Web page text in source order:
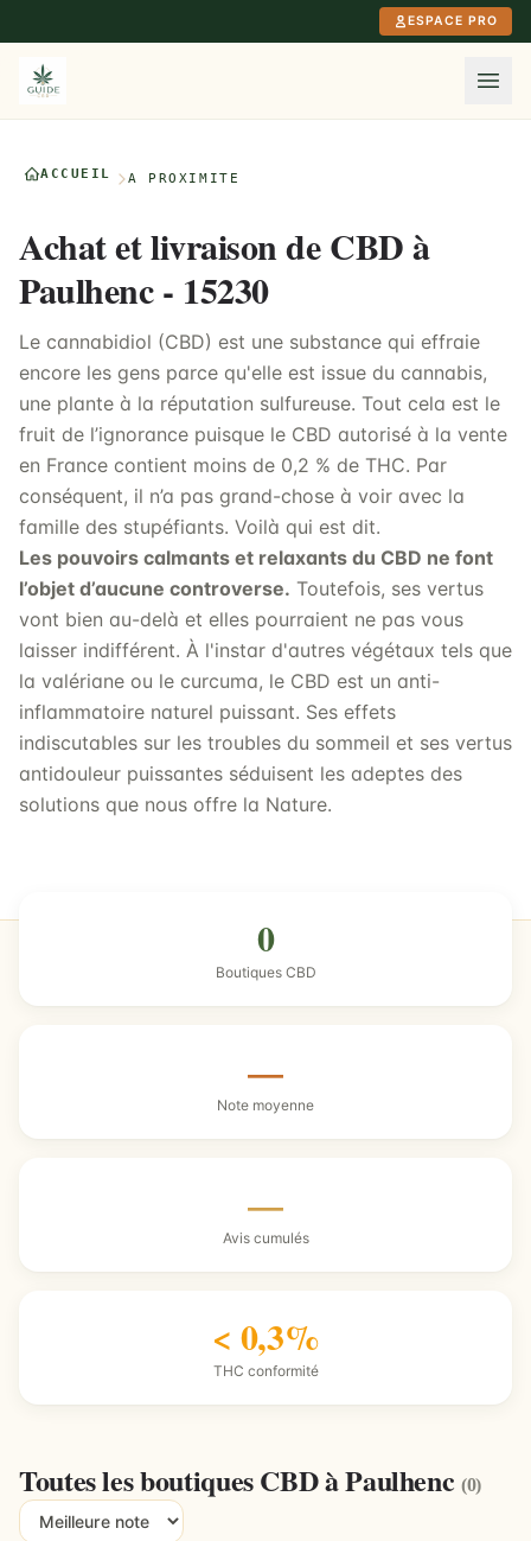
ESPACE PRO
ACCUEIL À PROXIMITÉ
Achat et livraison de CBD à
Paulhenc - 15230
Le cannabidiol (CBD) est une substance qui effraie
encore les gens parce qu'elle est issue du cannabis,
une plante à la réputation sulfureuse. Tout cela est le
fruit de l’ignorance puisque le CBD autorisé à la vente
en France contient moins de 0,2 % de THC. Par
conséquent, il n’a pas grand-chose à voir avec la
famille des stupéfiants. Voilà qui est dit.
Les pouvoirs calmants et relaxants du CBD ne font
l’objet d’aucune controverse. Toutefois, ses vertus
vont bien au-delà et elles pourraient ne pas vous
laisser indifférent. À l'instar d'autres végétaux tels que
la valériane ou le curcuma, le CBD est un anti-
inflammatoire naturel puissant. Ses effets
indiscutables sur les troubles du sommeil et ses vertus
antidouleur puissantes séduisent les adeptes des
solutions que nous offre la Nature.
0
Boutiques CBD
—
Note moyenne
—
Avis cumulés
< 0,3%
THC conformité
Toutes les boutiques CBD à Paulhenc(0)